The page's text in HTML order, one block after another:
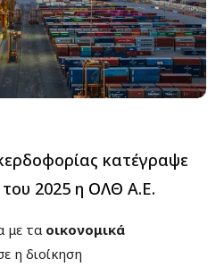
κατέγραψε
2025 η ΟΛΘ Α.Ε.
με τα οικονομικά
η διοίκηση